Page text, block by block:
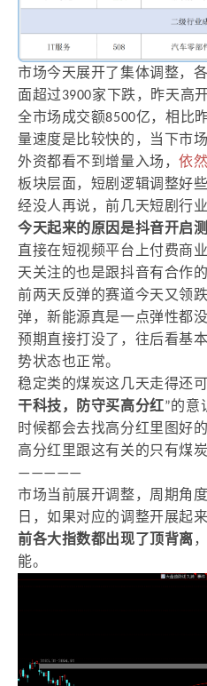
市场今天展开了集体调整，
面超过3900家下跌，昨天高
全市场成交额8500亿，相比
量速度是比较快的，当下市
外资都看不到增量入场，依
板块层面，短剧逻辑调整好
经没人再说，前几天短剧行
今天起来的原因是抖音开启
直接在短视频平台上付费商
天关注的也是跟抖音有合作的
前两天反弹的赛道今天又领
弹，新能源真是一点弹性都
预期直接打没了，往后看基
势状态也正常。
稳定类的煤炭这几天走得还
干科技，防守买高分红”的意
时候都会去找高分红里图好
高分红里跟这有关的只有煤炭
—————
市场当前展开调整，周期角
日，如果对应的调整开展起
前各大指数都出现了顶背离
能。